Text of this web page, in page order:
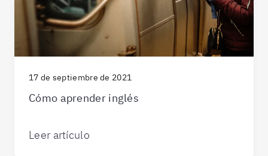
17 de septiembre de 2021
Cómo aprender inglés
Leer artículo